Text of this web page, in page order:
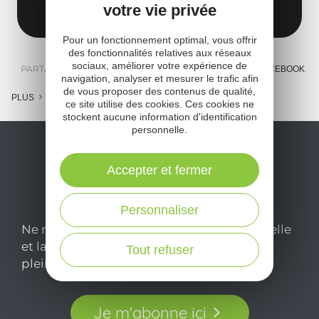
12120 Arvieu
Obtenir l'itinéraire
PARTAGER : E-MAIL MESSENGER FACEBOOK
PLUS
Ne manquez pas notre newsletter mensuelle
et laissez-vous inspirer pour profiter
pleinement de votre séjour en Aveyron.
Je m'abonne ici
votre vie privée
Pour un fonctionnement optimal, vous offrir
des fonctionnalités relatives aux réseaux
sociaux, améliorer votre expérience de
navigation, analyser et mesurer le trafic afin
de vous proposer des contenus de qualité,
ce site utilise des cookies. Ces cookies ne
stockent aucune information d'identification
personnelle.
Tout refuser
Personnaliser
Accepter et fermer